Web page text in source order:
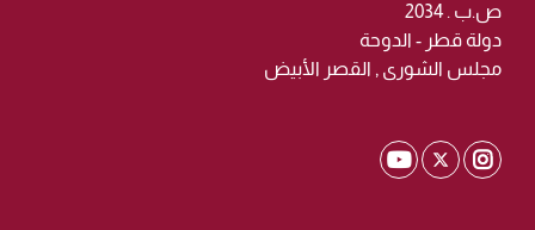
ص.ب . 2034
دولة قطر - الدوحة
مجلس الشورى , القصر الأبيض
Shura Instagram
Shura Twitter
Shura Youtube